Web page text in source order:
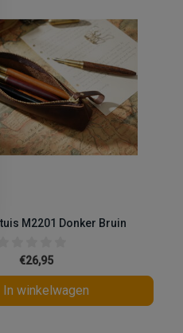
M2201 Donker Bruin
€26,95
In winkelwagen